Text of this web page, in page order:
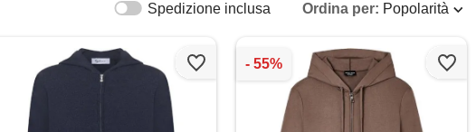
Ordina per: Popolarità
Spedizione inclusa